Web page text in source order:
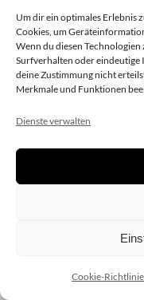
Um dir ein optimales Erlebnis
Cookies, um
Wenn du diesen
Surfverhalten oder eindeutige
deine Zustimmung nicht
Merkmale und Funktionen
Dienste verwalten
Cookie-Richtlinie
Copyright 2020